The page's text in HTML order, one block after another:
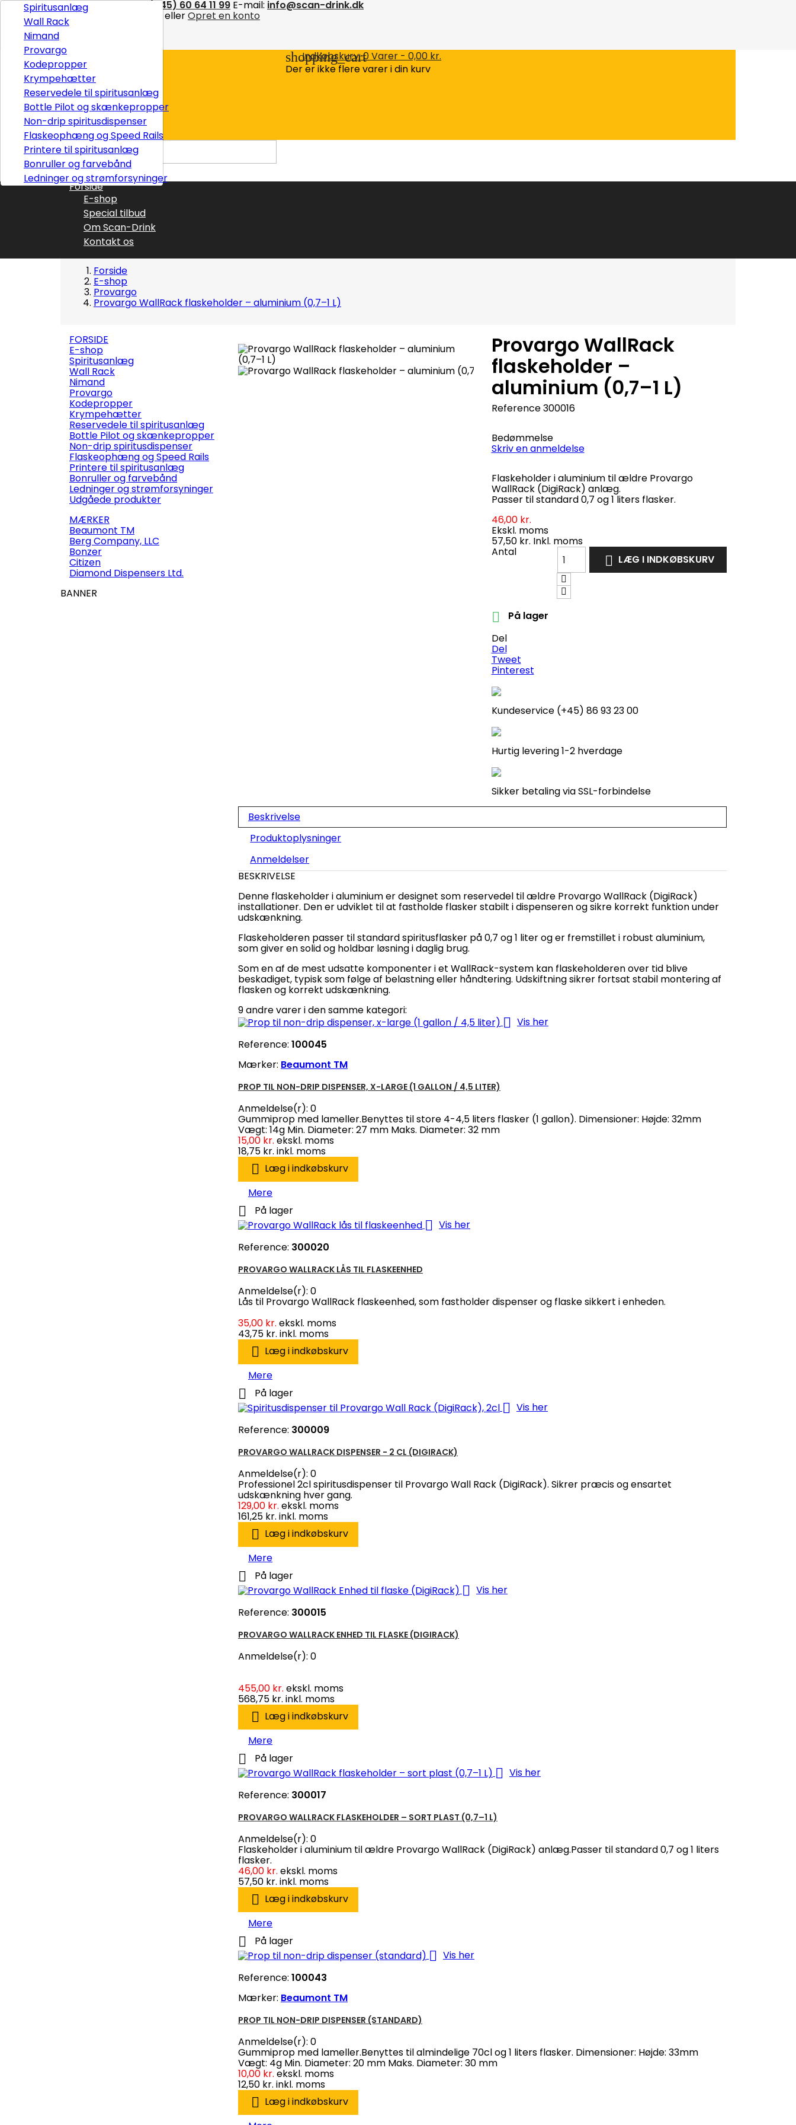
KontaktTelefon:(+45) 60 64 11 99 E-mail: info@scan-drink.dk
Velkommen, ellerOpret en konto
shopping_cart
Indkøbskurv:0Varer - 0,00 kr.
Der er ikke flere varer i din kurv
Levering
I alt0,00 kr.
TIL BETALING 

Forside
E-shop
Spiritusanlæg
Wall Rack
Nimand
Provargo
Kodepropper
Krympehætter
Reservedele til spiritusanlæg
Bottle Pilot og skænkepropper
Non-drip spiritusdispenser
Flaskeophæng og Speed Rails
Printere til spiritusanlæg
Bonruller og farvebånd
Ledninger og strømforsyninger
Special tilbud
Om Scan-Drink
Kontakt os
Forside
E-shop
Provargo
Provargo WallRack flaskeholder – aluminium (0,7–1 L)
FORSIDE
E-shop
Spiritusanlæg
Wall Rack
Nimand
Provargo
Kodepropper
Krympehætter
Reservedele til spiritusanlæg
Bottle Pilot og skænkepropper
Non-drip spiritusdispenser
Flaskeophæng og Speed Rails
Printere til spiritusanlæg
Bonruller og farvebånd
Ledninger og strømforsyninger
Udgåede produkter
MÆRKER
Beaumont TM
Berg Company, LLC
Bonzer
Citizen
Diamond Dispensers Ltd.
BANNER
Provargo WallRack
flaskeholder –
aluminium (0,7–1 L)
Reference300016
Bedømmelse
Skriv en anmeldelse
Flaskeholder i aluminium til ældre Provargo
WallRack (DigiRack) anlæg.
Passer til standard 0,7 og 1 liters flasker.
46,00 kr.
Ekskl. moms
57,50 kr. Inkl. moms
Antal
 LÆG I INDKØBSKURV

På lager
Del
Del
Tweet
Pinterest
Kundeservice (+45) 86 93 23 00
Hurtig levering 1-2 hverdage
Sikker betaling via SSL-forbindelse
Beskrivelse
Produktoplysninger
Anmeldelser
BESKRIVELSE
Denne flaskeholder i aluminium er designet som reservedel til ældre Provargo WallRack (DigiRack)
installationer. Den er udviklet til at fastholde flasker stabilt i dispenseren og sikre korrekt funktion under
udskænkning.
Flaskeholderen passer til standard spiritusflasker på 0,7 og 1 liter og er fremstillet i robust aluminium,
som giver en solid og holdbar løsning i daglig brug.
Som en af de mest udsatte komponenter i et WallRack-system kan flaskeholderen over tid blive
beskadiget, typisk som følge af belastning eller håndtering. Udskiftning sikrer fortsat stabil montering af
flasken og korrekt udskænkning.
9 andre varer i den samme kategori:
 Vis her
Reference: 100045
Mærker: Beaumont TM
PROP TIL NON-DRIP DISPENSER, X-LARGE (1 GALLON / 4,5 LITER)
Anmeldelse(r): 0
Gummiprop med lameller.Benyttes til store 4-4,5 liters flasker (1 gallon). Dimensioner: Højde: 32mm
Vægt: 14g Min. Diameter: 27 mm Maks. Diameter: 32 mm
15,00 kr. ekskl. moms
18,75 kr. inkl. moms
 Læg i indkøbskurv
Mere
 På lager
 Vis her
Reference: 300020
PROVARGO WALLRACK LÅS TIL FLASKEENHED
Anmeldelse(r): 0
Lås til Provargo WallRack flaskeenhed, som fastholder dispenser og flaske sikkert i enheden.
35,00 kr. ekskl. moms
43,75 kr. inkl. moms
 Læg i indkøbskurv
Mere
 På lager
 Vis her
Reference: 300009
PROVARGO WALLRACK DISPENSER - 2 CL (DIGIRACK)
Anmeldelse(r): 0
Professionel 2cl spiritusdispenser til Provargo Wall Rack (DigiRack). Sikrer præcis og ensartet
udskænkning hver gang.
129,00 kr. ekskl. moms
161,25 kr. inkl. moms
 Læg i indkøbskurv
Mere
 På lager
 Vis her
Reference: 300015
PROVARGO WALLRACK ENHED TIL FLASKE (DIGIRACK)
Anmeldelse(r): 0
455,00 kr. ekskl. moms
568,75 kr. inkl. moms
 Læg i indkøbskurv
Mere
 På lager
 Vis her
Reference: 300017
PROVARGO WALLRACK FLASKEHOLDER – SORT PLAST (0,7–1 L)
Anmeldelse(r): 0
Flaskeholder i aluminium til ældre Provargo WallRack (DigiRack) anlæg.Passer til standard 0,7 og 1 liters
flasker.
46,00 kr. ekskl. moms
57,50 kr. inkl. moms
 Læg i indkøbskurv
Mere
 På lager
 Vis her
Reference: 100043
Mærker: Beaumont TM
PROP TIL NON-DRIP DISPENSER (STANDARD)
Anmeldelse(r): 0
Gummiprop med lameller.Benyttes til almindelige 70cl og 1 liters flasker. Dimensioner: Højde: 33mm
Vægt: 4g Min. Diameter: 20 mm Maks. Diameter: 30 mm
10,00 kr. ekskl. moms
12,50 kr. inkl. moms
 Læg i indkøbskurv